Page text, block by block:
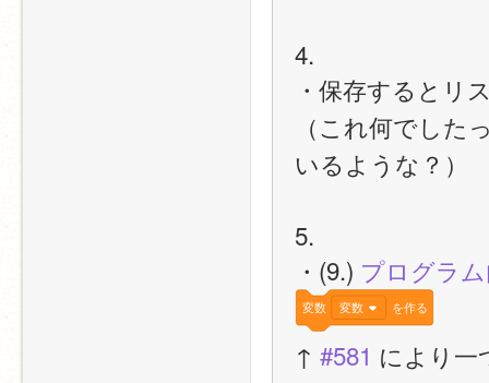
4.
・保存するとリ
（これ何でした
いるような？）
5.
・(9.) プログラ
変数 変数 を作る
↑ #581 により一